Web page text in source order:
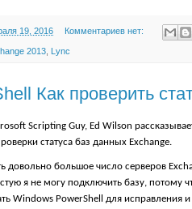
19, 2016 Комментариев нет:
2013 Lync
Как проверить
Scripting Guy, Ed Wilson
статуса баз данных Exchange.
довольно большое число серверов
я не могу подключить базу, потому
Windows PowerShell для исправления